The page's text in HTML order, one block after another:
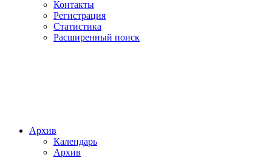
Контакты
Регистрация
Статистика
Расширенный поиск
Архив
Календарь
Архив